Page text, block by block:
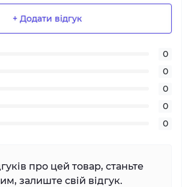
+ Додати відгук
0
0
0
0
0
про цей товар, станьте
залиште свій відгук.